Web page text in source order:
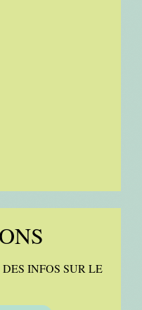
INFOS SUR LE